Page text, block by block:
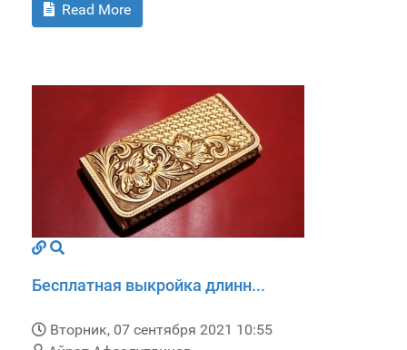
Read More
Бесплатная выкройка длинн...
Вторник, 07 сентября 2021 10:55